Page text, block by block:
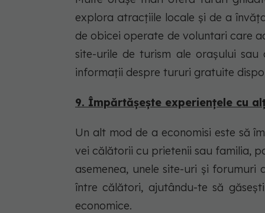
explora atracțiile locale și de a
de obicei operate de voluntari care
site-urile de turism ale orașului
informații despre tururi gratuite
9. Împărtășește experiențele cu
Un alt mod de a economisi este să
vei călătorii cu prietenii sau familia,
asemenea, unele site-uri și
între călători, ajutându-te să
economice.